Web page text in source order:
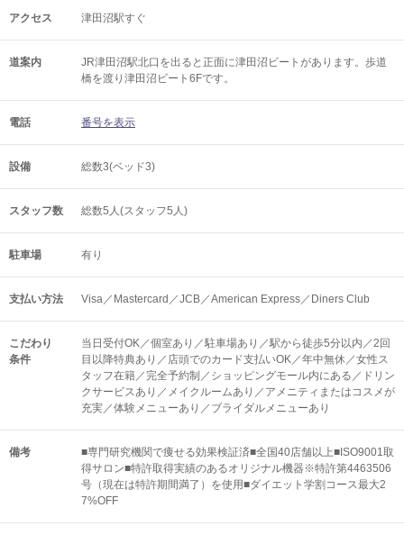
アクセス 津田沼駅すぐ
道案内
JR津田沼駅北口を出ると正面に津田沼ビートがあります。歩道
橋を渡り津田沼ビート6Fです。
電話 番号を表示
設備 総数3(ベッド3)
スタッフ数 総数5人(スタッフ5人)
駐車場 有り
支払い方法 Visa／Mastercard／JCB／American Express／Diners Club
こだわり
条件
当日受付OK／個室あり／駐車場あり／駅から徒歩5分以内／2回
目以降特典あり／店頭でのカード支払いOK／年中無休／女性ス
タッフ在籍／完全予約制／ショッピングモール内にある／ドリン
クサービスあり／メイクルームあり／アメニティまたはコスメが
充実／体験メニューあり／ブライダルメニューあり
備考
■専門研究機関で痩せる効果検証済■全国40店舗以上■ISO9001取
得サロン■特許取得実績のあるオリジナル機器※特許第4463506
号（現在は特許期間満了）を使用■ダイエット学割コース最大2
7%OFF